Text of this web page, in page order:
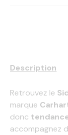
Description
Retrouvez le
marque
donc
accompagnez